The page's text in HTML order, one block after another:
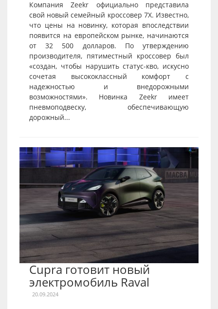
Компания Zeekr официально представила
свой новый семейный кроссовер 7X. Известно,
что цены на новинку, которая впоследствии
появится на европейском рынке, начинаются
от 32 500 долларов. По утверждению
производителя, пятиместный кроссовер был
«создан, чтобы нарушить статус-кво, искусно
сочетая высококлассный комфорт с
надежностью и внедорожными
возможностями». Новинка Zeekr имеет
пневмоподвеску, обеспечивающую
дорожный...
Cupra готовит новый
электромобиль Raval
20.09.2024